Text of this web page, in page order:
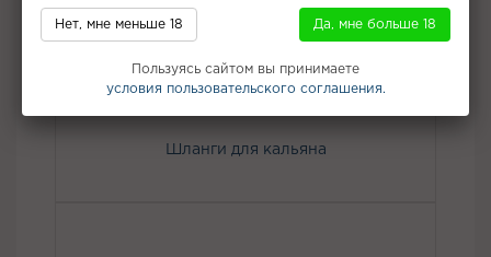
Шланги для кальяна
Нет, мне меньше 18 Да, мне больше 18
Пользуясь сайтом вы принимаете
условия пользовательского соглашения.